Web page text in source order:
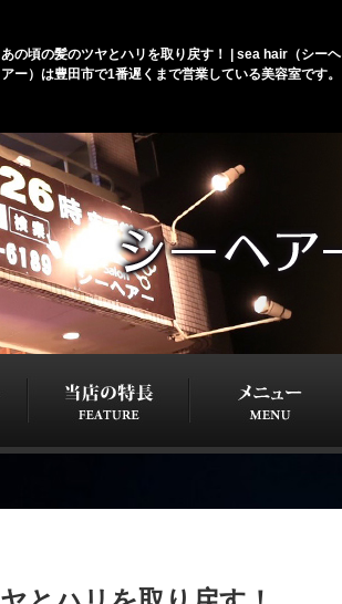
あの頃の髪のツヤとハリを取り戻す！ | sea hair（シーヘ
アー）は豊田市で1番遅くまで営業している美容室です。